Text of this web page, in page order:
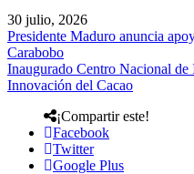
30 julio, 2026
Presidente Maduro anuncia
Carabobo
Inaugurado Centro Nacional
Innovación del Cacao
¡Compartir este!
Facebook
Twitter
Google Plus